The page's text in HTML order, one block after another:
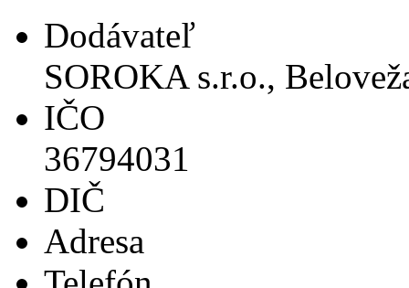
Dodávateľ
SOROKA s.r.o.,
IČO
36794031
DIČ
Adresa